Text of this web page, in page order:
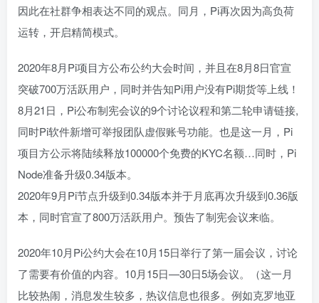
因此在社群争相表达不同的观点。同月，Pi再次因为高负荷
运转，开启精简模式。
2020年8月Pi项目方公布公约大会时间，并且在8月8日官宣
突破700万活跃用户，同时并告知Pi用户没有Pi期货等上线！
8月21日，Pi公布制宪会议的9个讨论议程和第二轮申请链接,
同时Pi软件新增可举报团队虚假账号功能。也是这一月，Pi
项目方公示将陆续释放100000个免费的KYC名额…同时，Pi
Node准备升级0.34版本。
2020年9月Pi节点升级到0.34版本并于月底再次升级到0.36版
本，同时官宣了800万活跃用户。预告了制宪会议来临。
2020年10月Pi公约大会在10月15日举行了第一届会议，讨论
了需要有价值的内容。10月15日—30日5场会议。（这一月
比较热闹，消息发生较多，热议信息也很多。例如克罗地亚